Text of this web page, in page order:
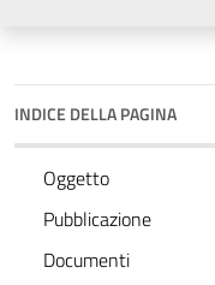
INDICE DELLA PAGINA
Oggetto
Pubblicazione
Documenti